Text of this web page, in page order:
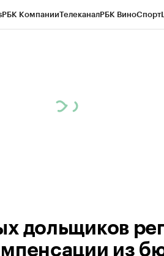
РБК КомпанииТелеканалРБК ВиноСпорт
дольщиков
из